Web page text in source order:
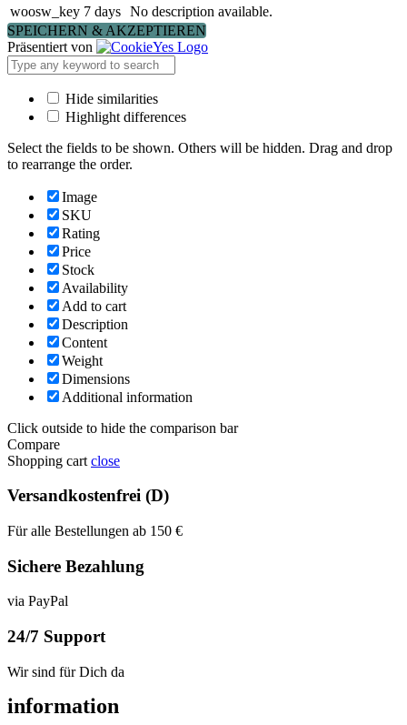
woosw_key 7 days No description available.
SPEICHERN & AKZEPTIEREN
Präsentiert von
Hide similarities
Highlight differences
Select the fields to be shown. Others will be hidden. Drag and drop
to rearrange the order.
Image
SKU
Rating
Price
Stock
Availability
Add to cart
Description
Content
Weight
Dimensions
Additional information
Click outside to hide the comparison bar
Compare
Shopping cart close
Versandkostenfrei (D)
Für alle Bestellungen ab 150 €
Sichere Bezahlung
via PayPal
24/7 Support
Wir sind für Dich da
information